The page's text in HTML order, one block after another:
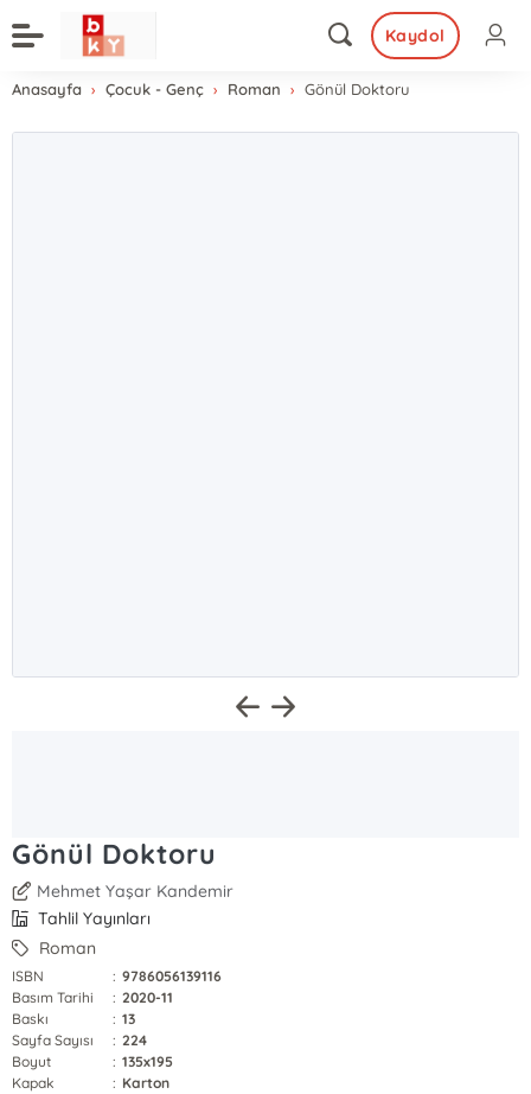
Kaydol
Anasayfa Çocuk - Genç Roman Gönül Doktoru
Gönül Doktoru
Mehmet Yaşar Kandemir
Tahlil Yayınları
Roman
ISBN : 9786056139116
Basım Tarihi
: 2020-11
Baskı
: 13
Sayfa Sayısı
: 224
Boyut
: 135x195
Kapak
: Karton